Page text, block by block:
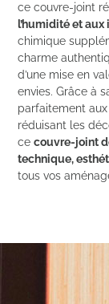
ce couvre-joint
l’humidité et aux
chimique
charme
d’une mise en
envies. Grâce à
parfaitement
réduisant les
cecouvre-joint
technique,
tous vos